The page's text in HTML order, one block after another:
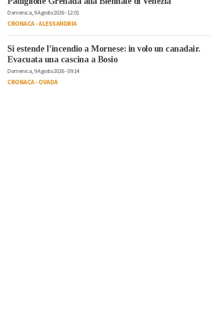
Domenica, 9 Agosto 2026 - 12:01
CRONACA-ALESSANDRIA
Si estende l’incendio a Mornese: in volo un canadair.
Evacuata una cascina a Bosio
Domenica, 9 Agosto 2026 - 09:14
CRONACA-OVADA